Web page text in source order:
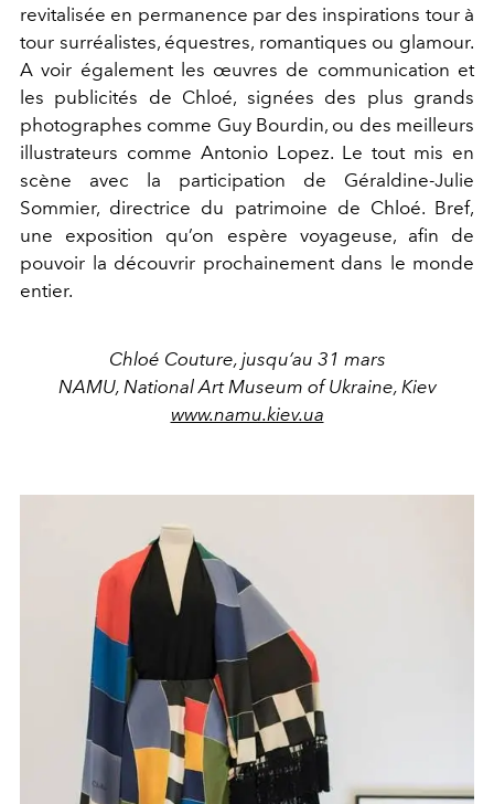
revitalisée en permanence par des inspirations tour à
tour surréalistes, équestres, romantiques ou glamour.
A voir également les œuvres de communication et
les publicités de Chloé, signées des plus grands
photographes comme Guy Bourdin, ou des meilleurs
illustrateurs comme Antonio Lopez. Le tout mis en
scène avec la participation de Géraldine-Julie
Sommier, directrice du patrimoine de Chloé. Bref,
une exposition qu’on espère voyageuse, afin de
pouvoir la découvrir prochainement dans le monde
entier.
Chloé Couture, jusqu’au 31 mars
NAMU, National Art Museum of Ukraine, Kiev
www.namu.kiev.ua